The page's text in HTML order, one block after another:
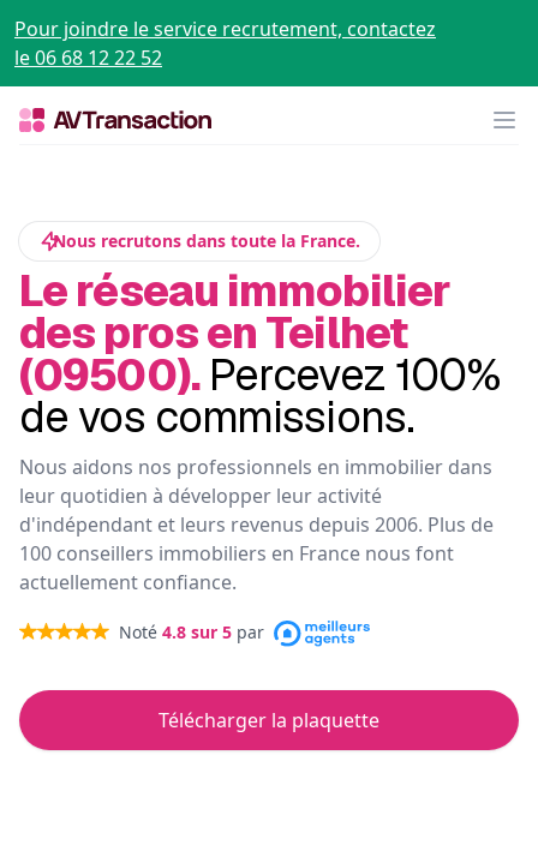
Pour joindre le service recrutement, contactez
le 06 68 12 22 52
Nous recrutons dans toute la France.
Le réseau immobilier
des pros en Teilhet
(09500). Percevez 100%
de vos commissions.
Nous aidons nos professionnels en immobilier dans
leur quotidien à développer leur activité
d'indépendant et leurs revenus depuis 2006. Plus de
100 conseillers immobiliers en France nous font
actuellement confiance.
Noté 4.8 sur 5 par
Télécharger la plaquette